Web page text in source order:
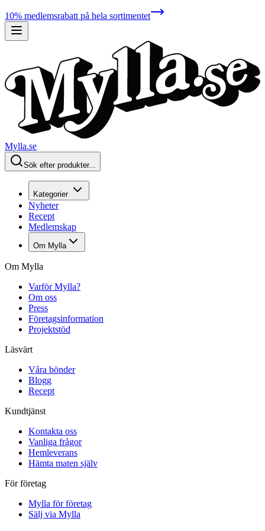
10% medlemsrabatt på hela sortimentet
Mylla.se
Sök efter produkter...
Kategorier
Nyheter
Recept
Medlemskap
Om Mylla
Om Mylla
Varför Mylla?
Om oss
Press
Företagsinformation
Projektstöd
Läsvärt
Våra bönder
Blogg
Recept
Kundtjänst
Kontakta oss
Vanliga frågor
Hemleverans
Hämta maten själv
För företag
Mylla för företag
Sälj via Mylla